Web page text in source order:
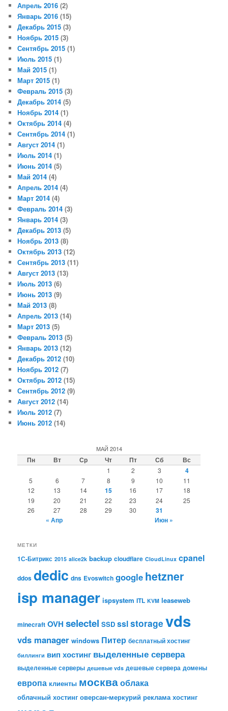
Апрель 2016 (2)
Январь 2016 (15)
Декабрь 2015 (3)
Ноябрь 2015 (3)
Сентябрь 2015 (1)
Июль 2015 (1)
Май 2015 (1)
Март 2015 (1)
Февраль 2015 (3)
Декабрь 2014 (5)
Ноябрь 2014 (1)
Октябрь 2014 (4)
Сентябрь 2014 (1)
Август 2014 (1)
Июль 2014 (1)
Июнь 2014 (5)
Май 2014 (4)
Апрель 2014 (4)
Март 2014 (4)
Февраль 2014 (3)
Январь 2014 (3)
Декабрь 2013 (5)
Ноябрь 2013 (8)
Октябрь 2013 (12)
Сентябрь 2013 (11)
Август 2013 (13)
Июль 2013 (6)
Июнь 2013 (9)
Май 2013 (8)
Апрель 2013 (14)
Март 2013 (5)
Февраль 2013 (5)
Январь 2013 (12)
Декабрь 2012 (10)
Ноябрь 2012 (7)
Октябрь 2012 (15)
Сентябрь 2012 (9)
Август 2012 (14)
Июль 2012 (7)
Июнь 2012 (14)
МАЙ 2014
Пн Вт Ср Чт Пт Сб Вс
1 2 3 4
5 6 7 8 9 10
11
12
13 14 15 16 17
18
19
20 21 22 23 24
25
26
27 28 29 30
31
« Апр
Июн »
МЕТКИ
1С-Битрикс 2015 alice2k backup cloudflare CloudLinux cpanel
ddos dedic dns Evoswitch google hetzner
isp manager ispsystem ITL KVM leaseweb
minecraft OVH selectel SSD sslstorage vds
vds manager windows Питер бесплатный хостинг
биллинги вип хостинг выделенные сервера
выделенные серверы дешевые vds дешевые сервера домены
европа клиенты москваоблака
облачный хостинг оверсан-меркурий реклама хостинг